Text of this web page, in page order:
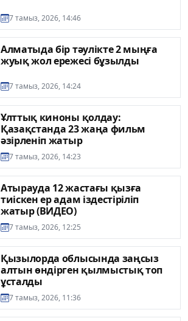
7 тамыз, 2026, 14:46
Алматыда бір тәулікте 2 мыңға
жуық жол ережесі бұзылды
7 тамыз, 2026, 14:24
Ұлттық киноны қолдау:
Қазақстанда 23 жаңа фильм
әзірленіп жатыр
7 тамыз, 2026, 14:23
Атырауда 12 жастағы қызға
тиіскен ер адам іздестіріліп
жатыр (ВИДЕО)
7 тамыз, 2026, 12:25
Қызылорда облысында заңсыз
алтын өндірген қылмыстық топ
ұсталды
7 тамыз, 2026, 11:36